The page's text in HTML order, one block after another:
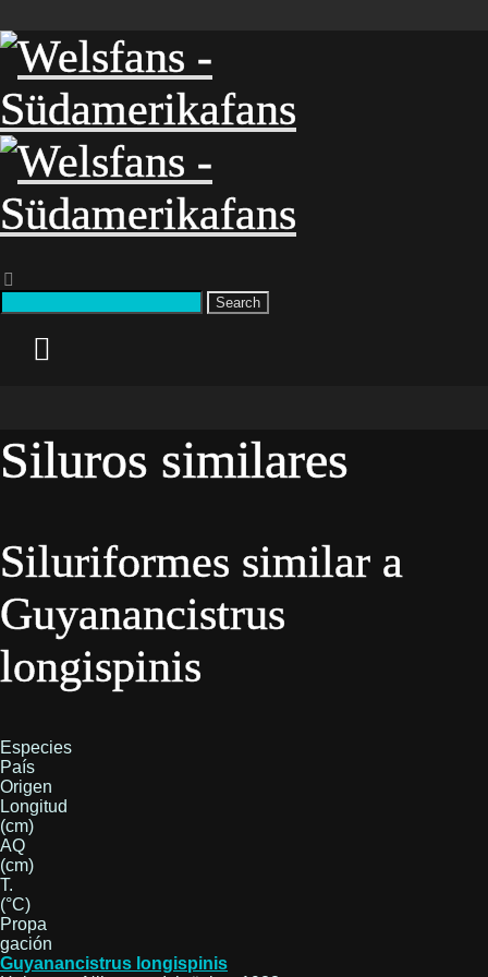
Search
Siluros similares
Siluriformes similar a
Guyanancistrus
longispinis
Especies
País
Origen
Longitud
(cm)
AQ
(cm)
T.
(°C)
Propa
gación
Guyanancistrus longispinis